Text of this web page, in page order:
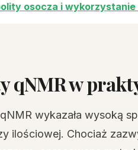
osocza i
qNMR w
wykazała wysoką
ilościowej. Chociaż